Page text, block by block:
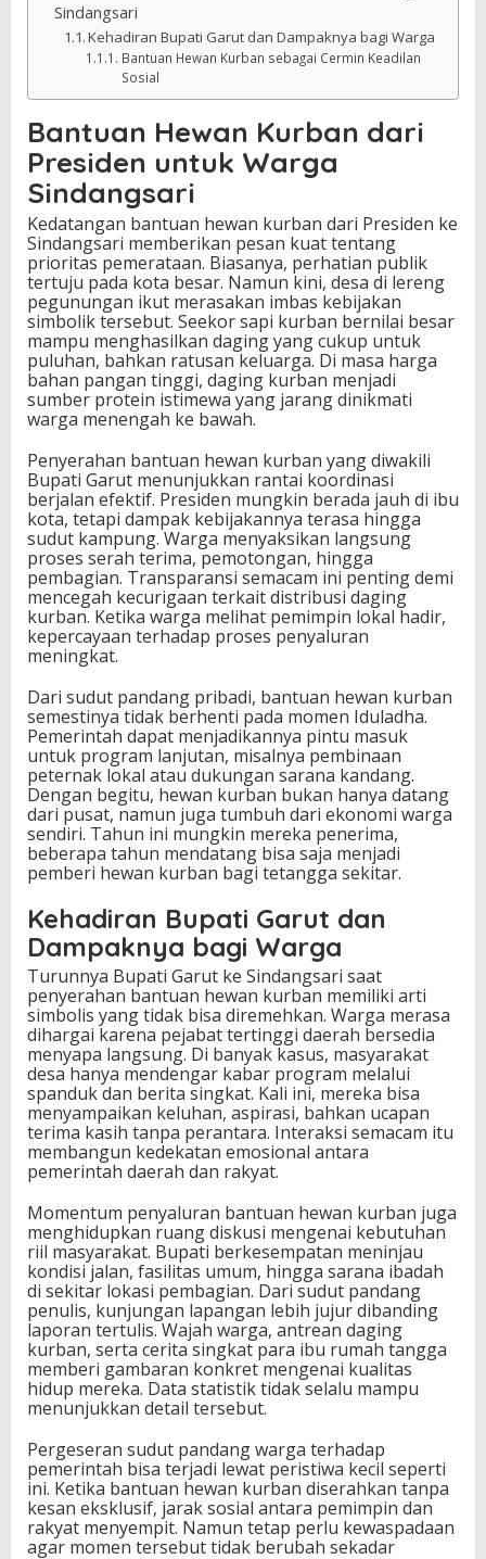
Sindangsari
Kehadiran Bupati Garut dan Dampaknya bagi Warga
Bantuan Hewan Kurban sebagai Cermin Keadilan
Sosial
Bantuan Hewan Kurban dari
Presiden untuk Warga
Sindangsari
Kedatangan bantuan hewan kurban dari Presiden ke
Sindangsari memberikan pesan kuat tentang
prioritas pemerataan. Biasanya, perhatian publik
tertuju pada kota besar. Namun kini, desa di lereng
pegunungan ikut merasakan imbas kebijakan
simbolik tersebut. Seekor sapi kurban bernilai besar
mampu menghasilkan daging yang cukup untuk
puluhan, bahkan ratusan keluarga. Di masa harga
bahan pangan tinggi, daging kurban menjadi
sumber protein istimewa yang jarang dinikmati
warga menengah ke bawah.
Penyerahan bantuan hewan kurban yang diwakili
Bupati Garut menunjukkan rantai koordinasi
berjalan efektif. Presiden mungkin berada jauh di ibu
kota, tetapi dampak kebijakannya terasa hingga
sudut kampung. Warga menyaksikan langsung
proses serah terima, pemotongan, hingga
pembagian. Transparansi semacam ini penting demi
mencegah kecurigaan terkait distribusi daging
kurban. Ketika warga melihat pemimpin lokal hadir,
kepercayaan terhadap proses penyaluran
meningkat.
Dari sudut pandang pribadi, bantuan hewan kurban
semestinya tidak berhenti pada momen Iduladha.
Pemerintah dapat menjadikannya pintu masuk
untuk program lanjutan, misalnya pembinaan
peternak lokal atau dukungan sarana kandang.
Dengan begitu, hewan kurban bukan hanya datang
dari pusat, namun juga tumbuh dari ekonomi warga
sendiri. Tahun ini mungkin mereka penerima,
beberapa tahun mendatang bisa saja menjadi
pemberi hewan kurban bagi tetangga sekitar.
Kehadiran Bupati Garut dan
Dampaknya bagi Warga
Turunnya Bupati Garut ke Sindangsari saat
penyerahan bantuan hewan kurban memiliki arti
simbolis yang tidak bisa diremehkan. Warga merasa
dihargai karena pejabat tertinggi daerah bersedia
menyapa langsung. Di banyak kasus, masyarakat
desa hanya mendengar kabar program melalui
spanduk dan berita singkat. Kali ini, mereka bisa
menyampaikan keluhan, aspirasi, bahkan ucapan
terima kasih tanpa perantara. Interaksi semacam itu
membangun kedekatan emosional antara
pemerintah daerah dan rakyat.
Momentum penyaluran bantuan hewan kurban juga
menghidupkan ruang diskusi mengenai kebutuhan
riil masyarakat. Bupati berkesempatan meninjau
kondisi jalan, fasilitas umum, hingga sarana ibadah
di sekitar lokasi pembagian. Dari sudut pandang
penulis, kunjungan lapangan lebih jujur dibanding
laporan tertulis. Wajah warga, antrean daging
kurban, serta cerita singkat para ibu rumah tangga
memberi gambaran konkret mengenai kualitas
hidup mereka. Data statistik tidak selalu mampu
menunjukkan detail tersebut.
Pergeseran sudut pandang warga terhadap
pemerintah bisa terjadi lewat peristiwa kecil seperti
ini. Ketika bantuan hewan kurban diserahkan tanpa
kesan eksklusif, jarak sosial antara pemimpin dan
rakyat menyempit. Namun tetap perlu kewaspadaan
agar momen tersebut tidak berubah sekadar